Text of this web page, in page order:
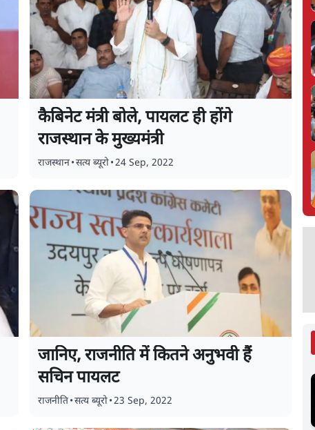
कैबिनेट मंत्री बोले, पायलट ही होंगे
राजस्थान के मुख्यमंत्री
राजस्थान•सत्य ब्यूरो•24 Sep, 2022
जानिए, राजनीति में कितने अनुभवी हैं
सचिन पायलट
राजनीति•सत्य ब्यूरो•23 Sep, 2022